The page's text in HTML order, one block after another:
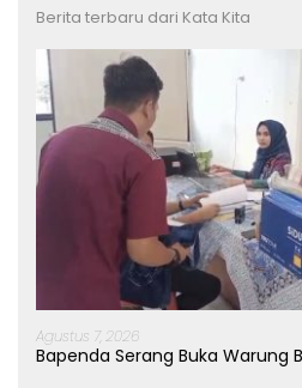
Berita terbaru dari Kata Kita
Agustus 7, 2026
Bapenda Serang Buka Warung